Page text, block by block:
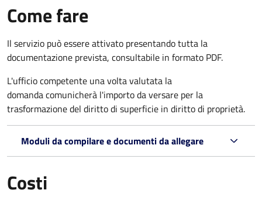
Come fare
Il servizio può essere attivato presentando tutta la
documentazione prevista, consultabile in formato PDF.
L'ufficio competente una volta valutata la
domanda comunicherà l'importo da versare per la
trasformazione del diritto di superficie in diritto di proprietà.
Moduli da compilare e documenti da allegare
Costi